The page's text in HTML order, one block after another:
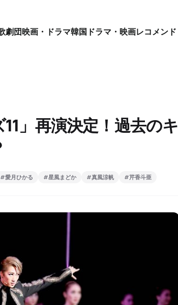
劇団映画・ドラマ韓国ドラマ・映画レコメンド
」再演決定！過去のキ
#愛月ひかる #星風まどか #真風涼帆 #芹香斗亜